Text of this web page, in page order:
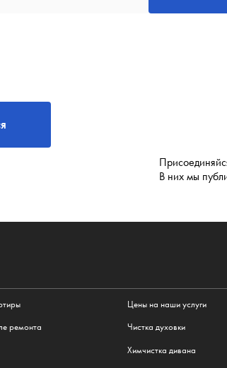
В них мы
ремонта
Цены на наши услуги
Чистка духовки
Химчистка дивана